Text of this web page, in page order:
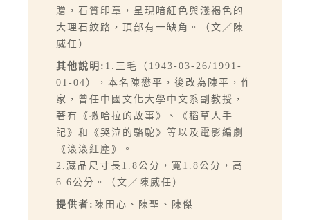
贈，石質印章，呈現暗紅色與淺褐色的
大理石紋路，頂部有一缺角。（文／陳
威任）
其他說明: 1.三毛（1943-03-26/1991-
01-04），本名陳懋平，後改為陳平，作
家，曾任中國文化大學中文系副教授，
著有《撒哈拉的故事》、《稻草人手
記》和《哭泣的駱駝》等以及電影編劇
《滾滾紅塵》。
2.藏品尺寸長1.8公分，寬1.8公分，高
6.6公分。（文／陳威任）
提供者: 陳田心、陳聖、陳傑